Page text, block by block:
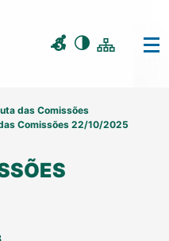
das Comissões
Comissões 22/10/2025